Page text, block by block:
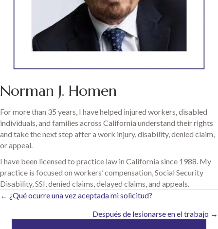
Norman J. Homen
For more than 35 years, I have helped injured workers, disabled
individuals, and families across California understand their rights
and take the next step after a work injury, disability, denied claim,
or appeal.
I have been licensed to practice law in California since 1988. My
practice is focused on workers’ compensation, Social Security
Disability, SSI, denied claims, delayed claims, and appeals.
Posts
navigation
← ¿Qué ocurre una vez aceptada mi solicitud?
Después de lesionarse en el trabajo →